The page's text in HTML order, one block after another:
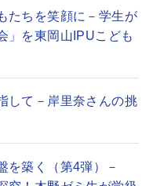
たちを笑顔に－学生が
」を東岡山IPUこども
して－岸里奈さんの挑
を築く（第4弾）－